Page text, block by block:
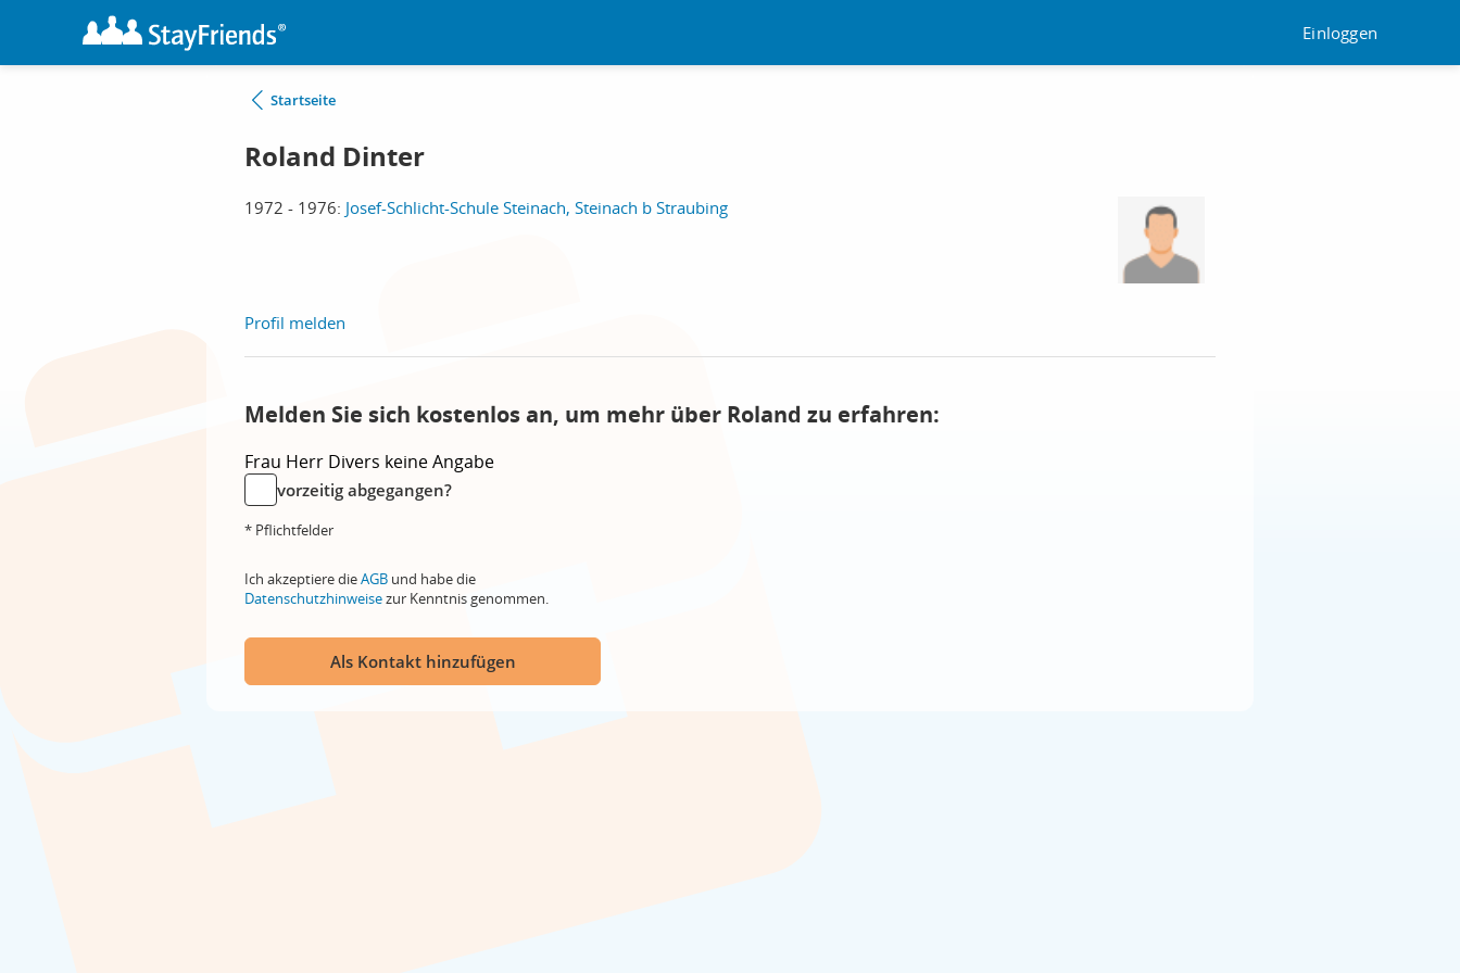
Einloggen
Startseite
Roland Dinter
1972 - 1976: Josef-Schlicht-Schule Steinach, Steinach b Straubing
Profil melden
Melden Sie sich kostenlos an, um mehr über Roland zu erfahren:
Frau Herr Divers keine Angabe
vorzeitig abgegangen?
* Pflichtfelder
Ich akzeptiere dieAGB und habe die
Datenschutzhinweisezur Kenntnis genommen.
Als Kontakt hinzufügen